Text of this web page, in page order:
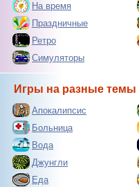
На время
Праздничные
Ретро
Симуляторы
Игры на разные темы
Апокалипсис
Больница
Вода
Джунгли
Еда